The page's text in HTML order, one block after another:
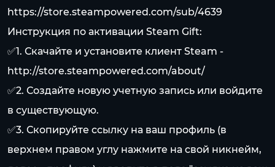
https://store.steampowered.com/sub/4639
Инструкция по активации Steam Gift:
✅1. Скачайте и установите клиент Steam -
http://store.steampowered.com/about/
✅2. Создайте новую учетную запись или войдите
в существующую.
✅3. Скопируйте ссылку на ваш профиль (в
верхнем правом углу нажмите на свой никнейм,